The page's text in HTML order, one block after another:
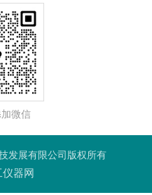
微信
发展有限公司版权所有
仪器网